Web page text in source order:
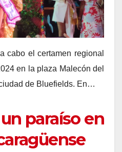
cabo el certamen regional
en la plaza Malecón del
de Bluefields. En…
paraíso en